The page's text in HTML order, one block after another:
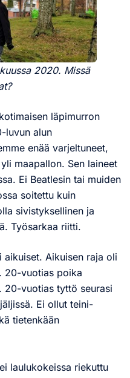
2020. Missä
läpimurron
luvun alun
enää varjeltuneet,
maapallon. Sen laineet
Ei Beatlesin tai muiden
soitettu kuin
sivistyksellinen ja
Työsarkaa riitti.
Aikuisen raja oli
20-vuotias poika
20-vuotias tyttö seurasi
Ei ollut teini-
tietenkään
laulukokeissa riekuttu